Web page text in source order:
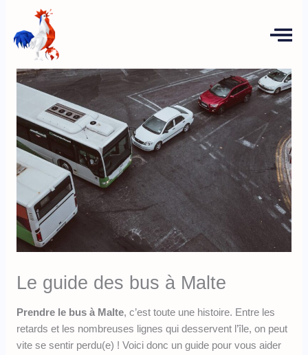
contenu
Le guide des bus à Malte
Prendre le bus à Malte, c’est toute une histoire. Entre les
retards et les nombreuses lignes qui desservent l’île, on peut
vite se sentir perdu(e) ! Voici donc un guide pour vous aider